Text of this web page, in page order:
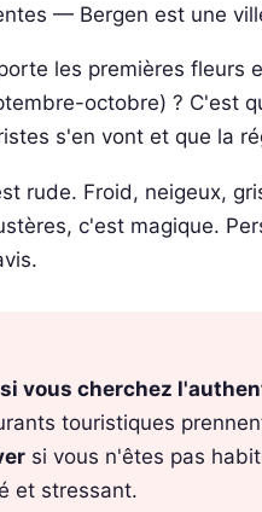
— Bergen est une
les premières fleurs
octobre) ? C'est
s'en vont et que la
rude. Froid, neigeux,
c'est magique.
vous cherchez
touristiques
si vous n'êtes pas
et stressant.